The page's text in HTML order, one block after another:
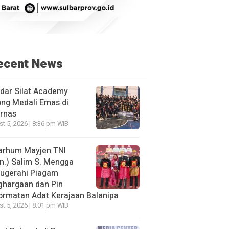
News
Silat Academy
Medali Emas di
5, 2026 | 8:36 pm WIB
Mayjen TNI
Salim S. Mengga
Piagam
dan Pin
Adat Kerajaan Balanipa
5, 2026 | 8:01 pm WIB